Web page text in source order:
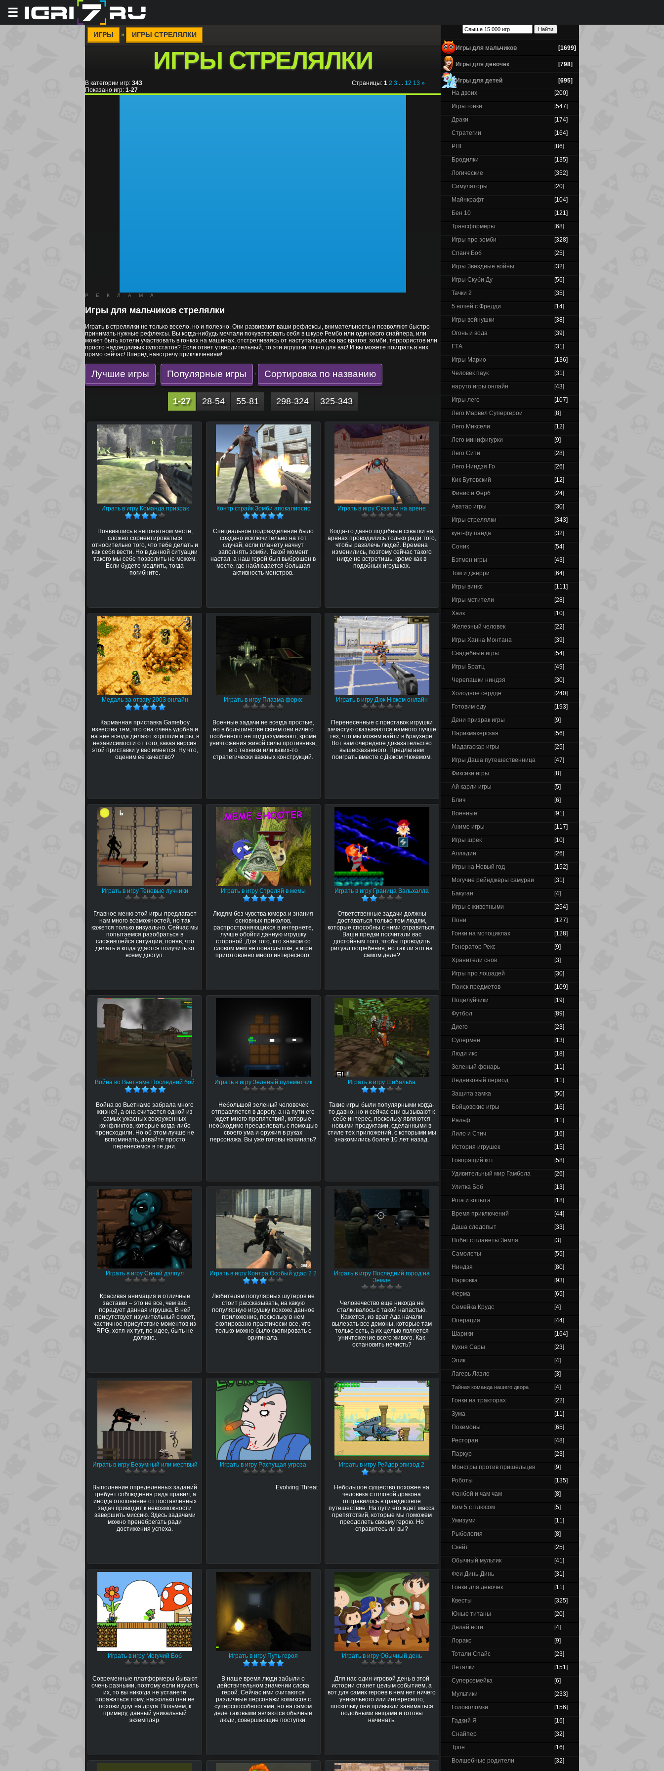
☰
ИГРЫ » ИГРЫ СТРЕЛЯЛКИ
ИГРЫ СТРЕЛЯЛКИ
В категории игр: 343
Показано игр: 1-27
Страницы: 1 2 3 ... 12 13 »
РЕКЛАМА
Игры для мальчиков стрелялки
Играть в стрелялки не только весело, но и полезно. Они развивают ваши рефлексы, внимательность и позволяют быстро
принимать нужные рефлексы. Вы когда-нибудь мечтали почувствовать себя в шкуре Рембо или одинокого снайпера, или
может быть хотели участвовать в гонках на машинах, отстреливаясь от наступающих на вас врагов: зомби, террористов или
просто надоедливых супостатов? Если ответ утвердительный, то эти игрушки точно для вас! И вы можете поиграть в них
прямо сейчас! Вперед навстречу приключениям!
Лучшие игры · Популярные игры · Сортировка по названию
1-27 28-54 55-81 ... 298-324 325-343
Играть в игру Команда призрак
Появившись в непонятном месте,
сложно сориентироваться
относительно того, что тебе делать и
как себя вести. Но в данной ситуации
такого мы себе позволить не можем.
Если будете медлить, тогда
погибните.
Контр страйк Зомби апокалипсис
Специальное подразделение было
создано исключительно на тот
случай, если планету начнут
заполнять зомби. Такой момент
настал, а наш герой был выброшен в
месте, где наблюдается большая
активность монстров.
Играть в игру Схватки на арене
Когда-то давно подобные схватки на
аренах проводились только ради того,
чтобы развлечь людей. Времена
изменились, поэтому сейчас такого
нигде не встретишь, кроме как в
подобных игрушках.
Медаль за отвагу 2003 онлайн
Карманная приставка Gameboy
известна тем, что она очень удобна и
на нее всегда делают хорошие игры, в
независимости от того, какая версия
этой приставки у вас имеется. Ну что,
оценим ее качество?
Играть в игру Плазма форкс
Военные задачи не всегда простые,
но в большинстве своем они ничего
особенного не подразумевают, кроме
уничтожения живой силы противника,
его техники или каких-то
стратегически важных конструкций.
Играть в игру Дюк Нюкем онлайн
Перенесенные с приставок игрушки
зачастую оказываются намного лучше
тех, что мы можем найти в браузере.
Вот вам очередное доказательство
вышесказанного. Предлагаем
поиграть вместе с Дюком Нюкемом.
Играть в игру Теневые лучники
Главное меню этой игры предлагает
нам много возможностей, но так
кажется только визуально. Сейчас мы
попытаемся разобраться в
сложившейся ситуации, поняв, что
делать и когда удастся получить ко
всему доступ.
Играть в игру Стреляй в мемы
Людям без чувства юмора и знания
основных приколов,
распространяющихся в интернете,
лучше обойти данную игрушку
стороной. Для того, кто знаком со
словом мем не понаслышке, в игре
приготовлено много интересного.
Играть в игру Граница Вальхалла
Ответственные задачи должны
доставаться только тем людям,
которые способны с ними справиться.
Ваши предки посчитали вас
достойным того, чтобы проводить
ритуал погребения, но так ли это на
самом деле?
Война во Вьетнаме Последний бой
Война во Вьетнаме забрала много
жизней, а она считается одной из
самых ужасных вооруженных
конфликтов, которые когда-либо
происходили. Но об этом лучше не
вспоминать, давайте просто
перенесемся в те дни.
Играть в игру Зеленый пулеметчик
Небольшой зеленый человечек
отправляется в дорогу, а на пути его
ждет много препятствий, которые
необходимо преодолевать с помощью
своего ума и оружия в руках
персонажа. Вы уже готовы начинать?
Играть в игру Шибальба
Такие игры были популярными когда-
то давно, но и сейчас они вызывают к
себе интерес, поскольку являются
новыми продуктами, сделанными в
стиле тех приложений, с которыми мы
знакомились более 10 лет назад.
Играть в игру Синий дэлпул
Красивая анимация и отличные
заставки – это не все, чем вас
порадует данная игрушка. В ней
присутствует изумительный сюжет,
частичное присутствие моментов из
RPG, хотя их тут, по идее, быть не
должно.
Играть в игру Контра Особый удар 2 2
Любителям популярных шутеров не
стоит рассказывать, на какую
популярную игрушку похоже данное
приложение, поскольку в нем
скопировано практически все, что
только можно было скопировать с
оригинала.
Играть в игру Последний город на
Земле
Человечество еще никогда не
сталкивалось с такой напастью.
Кажется, из врат Ада начали
вылезать все демоны, которые там
только есть, а их целью является
уничтожение всего живого. Как
остановить нечисть?
Играть в игру Безумный или мертвый
Выполнение определенных заданий
требует соблюдения ряда правил, а
иногда отклонение от поставленных
задач приводит к невозможности
завершить миссию. Здесь задачами
можно пренебрегать ради
достижения успеха.
Играть в игру Растущая угроза
Evolving Threat
Играть в игру Рейдер эпизод 2
Небольшое существо похожее на
человека с головой дракона
отправилось в грандиозное
путешествие. На пути его ждет масса
препятствий, которые мы поможем
преодолеть своему герою. Но
справитесь ли вы?
Играть в игру Могучий Боб
Современные платформеры бывают
очень разными, поэтому если изучать
их, то вы никогда не устанете
поражаться тому, насколько они не
похожи друг на друга. Возьмем, к
примеру, данный уникальный
экземпляр.
Играть в игру Путь героя
В наше время люди забыли о
действительном значении слова
герой. Сейчас ими считаются
различные персонажи комиксов с
суперспособностями, но на самом
деле таковыми являются обычные
люди, совершающие поступки.
Играть в игру Обычный день
Для нас один игровой день в этой
истории станет целым событием, а
вот для самих героев в нем нет ничего
уникального или интересного,
поскольку они привыкли заниматься
подобными вещами и готовы
начинать.
Игры для мальчиков [1699]
Игры для девочек [798]
Игры для детей
[695]
На двоих
[200]
Игры гонки
[547]
Драки
[174]
Стратегии
[164]
РПГ
[86]
Бродилки
[135]
Логические
[352]
Симуляторы
[20]
Майнкрафт
[104]
Бен 10
[121]
Трансформеры
[68]
Игры про зомби
[328]
Спанч Боб
[25]
Игры Звездные войны
[32]
Игры Скуби Ду
[56]
Тачки 2
[35]
5 ночей с Фредди
[14]
Игры войнушки
[38]
Огонь и вода
[39]
ГТА
[31]
Игры Марио
[136]
Человек паук
[31]
наруто игры онлайн
[43]
Игры лего
[107]
Лего Марвел Супергерои
[8]
Лего Миксели
[12]
Лего минифигурки
[9]
Лего Сити
[28]
Лего Ниндзя Го
[26]
Кик Бутовский
[12]
Финис и Ферб
[24]
Аватар игры
[30]
Игры стрелялки
[343]
кунг-фу панда
[32]
Соник
[54]
Бэтмен игры
[43]
Том и джерри
[64]
Игры винкс
[111]
Игры мстители
[28]
Халк
[10]
Железный человек
[22]
Игры Ханна Монтана
[39]
Свадебные игры
[54]
Игры Братц
[49]
Черепашки ниндзя
[30]
Холодное сердце
[240]
Готовим еду
[193]
Дени призрак игры
[9]
Парикмахерская
[56]
Мадагаскар игры
[25]
Игры Даша путешественница
[47]
Фиксики игры
[8]
Ай карли игры
[5]
Блич
[6]
Военные
[91]
Аниме игры
[117]
Игры шрек
[10]
Алладин
[26]
Игры на Новый год
[152]
Могучие рейнджеры самураи
[31]
Бакуган
[4]
Игры с животными
[254]
Пони
[127]
Гонки на мотоциклах
[128]
Генератор Рекс
[9]
Хранители снов
[3]
Игры про лошадей
[30]
Поиск предметов
[109]
Поцелуйчики
[19]
Футбол
[89]
Диего
[23]
Супермен
[13]
Люди икс
[18]
Зеленый фонарь
[11]
Ледниковый период
[11]
Защита замка
[50]
Бойцовские игры
[16]
Ральф
[11]
Лило и Стич
[16]
История игрушек
[15]
Говорящий кот
[58]
Удивительный мир Гамбола
[26]
Улитка Боб
[13]
Рога и копыта
[18]
Время приключений
[44]
Даша следопыт
[33]
Побег с планеты Земля
[3]
Самолеты
[55]
Ниндзя
[80]
Парковка
[93]
Ферма
[65]
Семейка Крудс
[4]
Операция
[44]
Шарики
[164]
Кухня Сары
[23]
Эпик
[4]
Лагерь Лазло
[3]
Тайная команда нашего двора
[4]
Гонки на тракторах
[22]
Зума
[11]
Покемоны
[65]
Ресторан
[48]
Паркур
[23]
Монстры против пришельцев
[9]
Роботы
[135]
Фанбой и чам чам
[8]
Ким 5 с плюсом
[5]
Умизуми
[11]
Рыбология
[8]
Скейт
[25]
Обычный мультик
[41]
Феи Динь-Динь
[31]
Гонки для девочек
[11]
Квесты
[325]
Юные титаны
[20]
Делай ноги
[4]
Лоракс
[9]
Тотали Спайс
[23]
Леталки
[151]
Суперсемейка
[6]
Мультики
[233]
Головоломки
[156]
Гадкий Я
[16]
Снайпер
[32]
Трон
[16]
Волшебные родители
[32]